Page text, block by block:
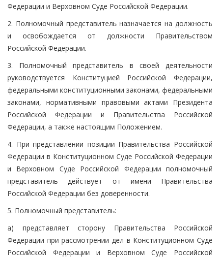
Федерации и Верховном Суде Российской Федерации.
2. Полномочный представитель назначается на должность
и освобождается от должности Правительством
Российской Федерации.
3. Полномочный представитель в своей деятельности
руководствуется Конституцией Российской Федерации,
федеральными конституционными законами, федеральными
законами, нормативными правовыми актами Президента
Российской Федерации и Правительства Российской
Федерации, а также настоящим Положением.
4. При представлении позиции Правительства Российской
Федерации в Конституционном Суде Российской Федерации
и Верховном Суде Российской Федерации полномочный
представитель действует от имени Правительства
Российской Федерации без доверенности.
5. Полномочный представитель:
а) представляет сторону Правительства Российской
Федерации при рассмотрении дел в Конституционном Суде
Российской Федерации и Верховном Суде Российской